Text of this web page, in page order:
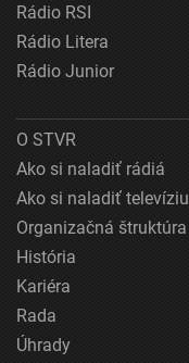
Rádio RSI
Rádio Litera
Rádio Junior
O STVR
Ako si naladiť rádiá
Ako si naladiť televíziu
Organizačná štruktúra
História
Kariéra
Rada
Úhrady